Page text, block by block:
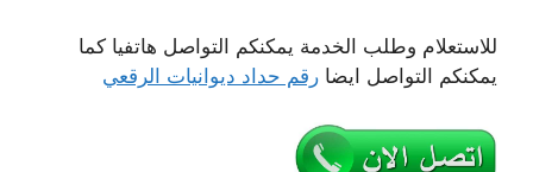
للاستعلام وطلب الخدمة يمكنكم التواصل هاتفيا كما
يمكنكم التواصل ايضا رقم حداد ديوانيات الرقعي